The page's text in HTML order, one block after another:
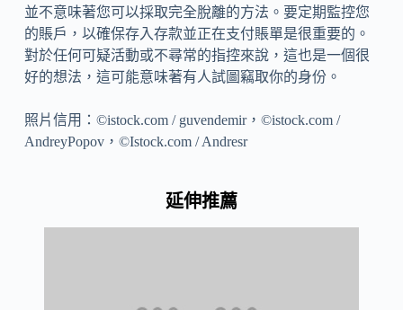
並不意味著您可以採取完全脫離的方法。要定期監控您
的賬戶，以確保存入存款並正在支付賬單是很重要的。
對於任何可疑活動或不尋常的指控來說，這也是一個很
好的想法，這可能意味著有人試圖竊取你的身份。
照片信用：©istock.com / guvendemir，©istock.com /
AndreyPopov，©Istock.com / Andresr
延伸推薦